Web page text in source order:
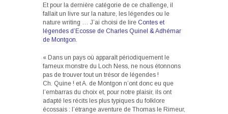
Et pour la dernière catégorie de ce challenge, il
fallait un livre sur la nature, les légendes ou le
nature writing … J’ai choisi de lire Contes et
légendes d’Ecosse de Charles Quinel & Adhémar
de Montgon.
« Dans un pays où apparaît périodiquement le
fameux monstre du Loch Ness, ne nous étonnons
pas de trouver tout un trésor de légendes !
Ch. Quine ! et A. de Montgon n’ont donc eu que
l’embarras du choix et, pour notre plaisir, ils ont
adapté les récits les plus typiques du folklore
écossais : l’étrange aventure de Thomas le Rimeur,